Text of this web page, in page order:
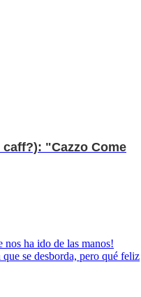
"Cazzo Come
nos ha ido de las manos!
se desborda, pero qué feliz